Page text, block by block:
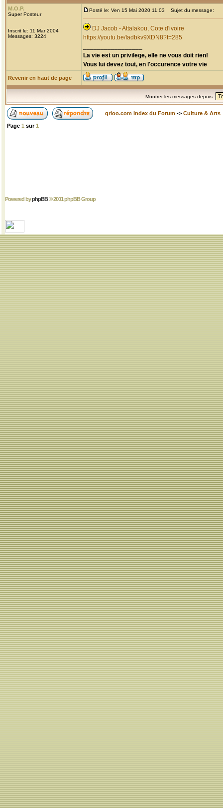
M.O.P.
Super Posteur
Inscrit le: 11 Mar 2004
Messages: 3224
Posté le: Ven 15 Mai 2020 11:03 Sujet du message:
DJ Jacob - Attalakou, Cote d'ivoire
https://youtu.be/Iadbkv9XDN8?t=285
La vie est un privilege, elle ne vous doit rien!
Vous lui devez tout, en l'occurence votre vie
Revenir en haut de page
Montrer les messages depuis:
grioo.com Index du Forum -> Culture & Arts
Page 1 sur1
Powered byphpBB© 2001 phpBB Group